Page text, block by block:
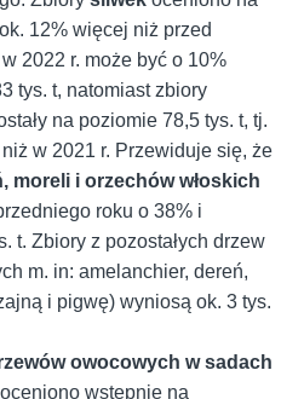
12% więcej niż przed
w 2022 r. może być o 10%
tys. t, natomiast zbiory
na poziomie 78,5 tys. t, tj.
w 2021 r. Przewiduje się, że
moreli i orzechów włoskich
roku o 38% i
t. Zbiory z pozostałych drzew
m. in: amelanchier, dereń,
i pigwę) wyniosą ok. 3 tys.
owocowych w sadach
oceniono wstępnie na